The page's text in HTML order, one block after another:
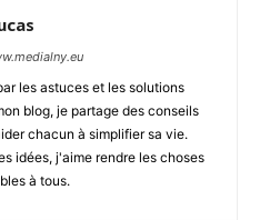
les astuces et les solutions
blog, je partage des conseils
chacun à simplifier sa vie.
idées, j'aime rendre les choses
à tous.